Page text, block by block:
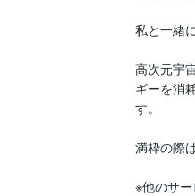
私と一緒
高次元宇
ギーを消
す。
満枠の際
※他のサ